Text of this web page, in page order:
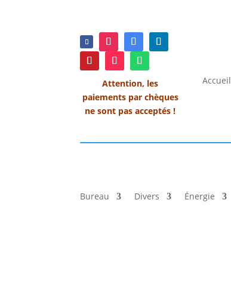
Attention, les
paiements par chèques
ne sont pas acceptés !
Accueil
Bureau Divers Énergie